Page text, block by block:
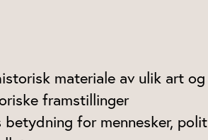
materiale av ulik art
framstillinger
for mennesker,